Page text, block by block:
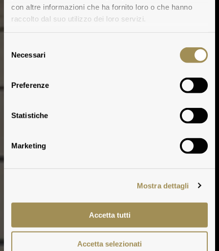
con altre informazioni che ha fornito loro o che hanno
raccolto dal suo utilizzo dei loro servizi.
delNecessari
Preferenze
Statistiche
Marketing
Mostra dettagli
Accetta tutti
Accetta selezionati